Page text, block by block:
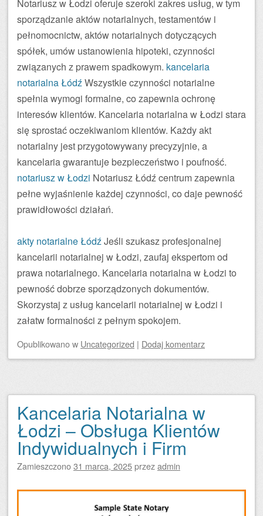
Notariusz w Łodzi oferuje szeroki zakres usług, w tym
sporządzanie aktów notarialnych, testamentów i
pełnomocnictw, aktów notarialnych dotyczących
spółek, umów ustanowienia hipoteki, czynności
związanych z prawem spadkowym. kancelaria
notarialna ŁódźWszystkie czynności notarialne
spełnia wymogi formalne, co zapewnia ochronę
interesów klientów. Kancelaria notarialna w Łodzi stara
się sprostać oczekiwaniom klientów. Każdy akt
notarialny jest przygotowywany precyzyjnie, a
kancelaria gwarantuje bezpieczeństwo i poufność.
notariusz w Łodzi Notariusz Łódź centrum zapewnia
pełne wyjaśnienie każdej czynności, co daje pewność
prawidłowości działań.
akty notarialne ŁódźJeśli szukasz profesjonalnej
kancelarii notarialnej w Łodzi, zaufaj ekspertom od
prawa notarialnego. Kancelaria notarialna w Łodzi to
pewność dobrze sporządzonych dokumentów.
Skorzystaj z usług kancelarii notarialnej w Łodzi i
załatw formalności z pełnym spokojem.
Opublikowanow Uncategorized | Dodaj komentarz
Kancelaria Notarialna w
Łodzi – Obsługa Klientów
Indywidualnych i Firm
Zamieszczono31 marca, 2025przezadmin